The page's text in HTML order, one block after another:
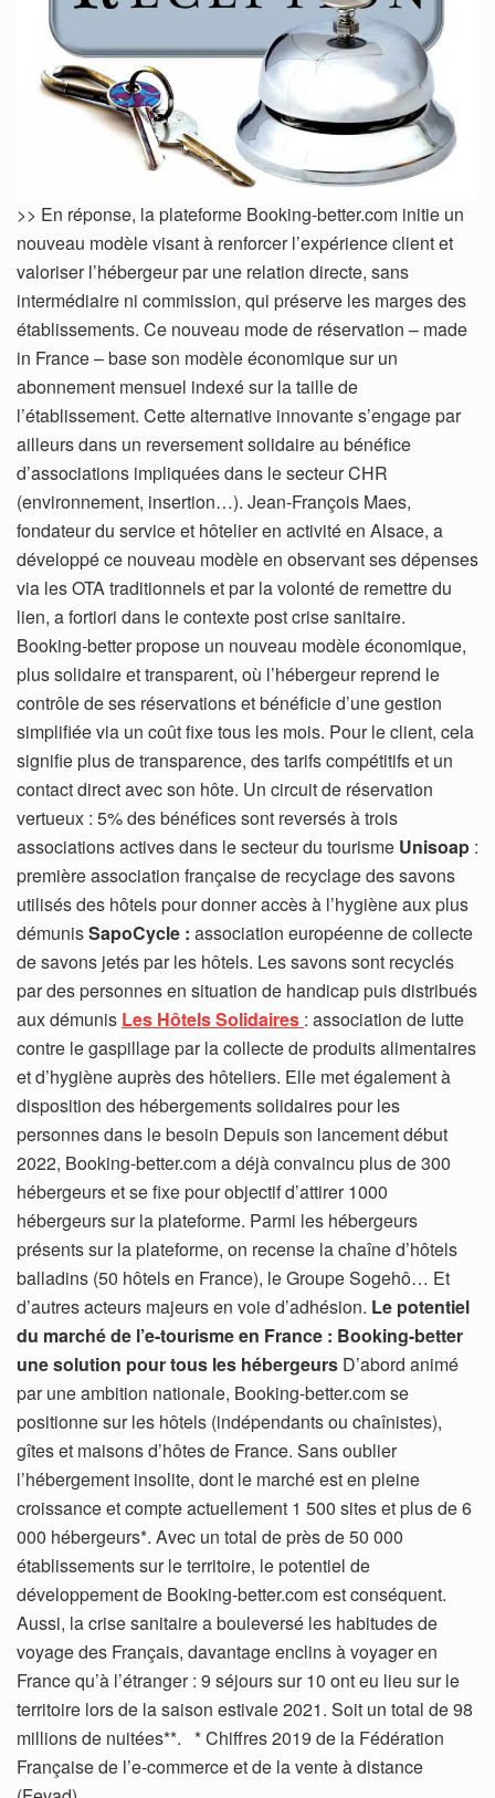
>> En réponse, la plateforme Booking-better.com initie un
nouveau modèle visant à renforcer l’expérience client et
valoriser l’hébergeur par une relation directe, sans
intermédiaire ni commission, qui préserve les marges des
établissements. Ce nouveau mode de réservation – made
in France – base son modèle économique sur un
abonnement mensuel indexé sur la taille de
l’établissement. Cette alternative innovante s’engage par
ailleurs dans un reversement solidaire au bénéfice
d’associations impliquées dans le secteur CHR
(environnement, insertion…). Jean-François Maes,
fondateur du service et hôtelier en activité en Alsace, a
développé ce nouveau modèle en observant ses dépenses
via les OTA traditionnels et par la volonté de remettre du
lien, a fortiori dans le contexte post crise sanitaire.
Booking-better propose un nouveau modèle économique,
plus solidaire et transparent, où l’hébergeur reprend le
contrôle de ses réservations et bénéficie d’une gestion
simplifiée via un coût fixe tous les mois. Pour le client, cela
signifie plus de transparence, des tarifs compétitifs et un
contact direct avec son hôte. Un circuit de réservation
vertueux : 5% des bénéfices sont reversés à trois
associations actives dans le secteur du tourisme Unisoap :
première association française de recyclage des savons
utilisés des hôtels pour donner accès à l’hygiène aux plus
démunisSapoCycle : association européenne de collecte
de savons jetés par les hôtels. Les savons sont recyclés
par des personnes en situation de handicap puis distribués
aux démunis Les Hôtels Solidaires : association de lutte
contre le gaspillage par la collecte de produits alimentaires
et d’hygiène auprès des hôteliers. Elle met également à
disposition des hébergements solidaires pour les
personnes dans le besoin Depuis son lancement début
2022, Booking-better.com a déjà convaincu plus de 300
hébergeurs et se fixe pour objectif d’attirer 1000
hébergeurs sur la plateforme. Parmi les hébergeurs
présents sur la plateforme, on recense la chaîne d’hôtels
balladins (50 hôtels en France), le Groupe Sogehô… Et
d’autres acteurs majeurs en voie d’adhésion. Le potentiel
du marché de l’e-tourisme en France : Booking-better
une solution pour tous les hébergeurs D’abord animé
par une ambition nationale, Booking-better.com se
positionne sur les hôtels (indépendants ou chaînistes),
gîtes et maisons d’hôtes de France. Sans oublier
l’hébergement insolite, dont le marché est en pleine
croissance et compte actuellement 1 500 sites et plus de 6
000 hébergeurs*. Avec un total de près de 50 000
établissements sur le territoire, le potentiel de
développement de Booking-better.com est conséquent.
Aussi, la crise sanitaire a bouleversé les habitudes de
voyage des Français, davantage enclins à voyager en
France qu’à l’étranger : 9 séjours sur 10 ont eu lieu sur le
territoire lors de la saison estivale 2021. Soit un total de 98
millions de nuitées**. * Chiffres 2019 de la Fédération
Française de l’e-commerce et de la vente à distance